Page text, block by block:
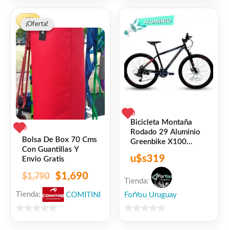
5
¡Oferta!
-6%
0
¡Oferta!
Bolsa De Box 70 Cms
Con Guantillas Y
Envio Gratis
$1,790
precio
original
$1,790.
$1,690
precio
actual
es:
$1,690.
Tienda: COMITINI
0
Bicicleta Montaña
Rodado 29 Aluminio
Greenbike X100
u$s319
Tienda:
ForYou Uruguay